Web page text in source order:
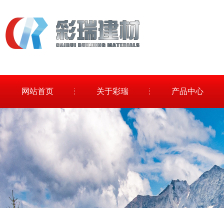
网站首页 关于彩瑞 产品中心